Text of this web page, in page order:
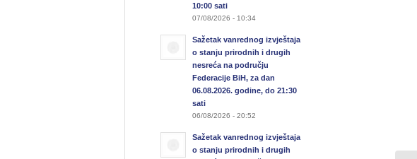
10:00 sati
07/08/2026 - 10:34
Sažetak vanrednog izvještaja
o stanju prirodnih i drugih
nesreća na području
Federacije BiH, za dan
06.08.2026. godine, do 21:30
sati
06/08/2026 - 20:52
Sažetak vanrednog izvještaja
o stanju prirodnih i drugih